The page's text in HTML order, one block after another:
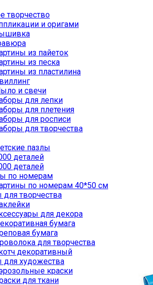
творчество
и оригами
из пайеток
из песка
из пластилина
и свечи
для лепки
для плетения
для росписи
для творчества
пазлы
деталей
деталей
по номерам
по номерам 40*50 см
для творчества
для декора
бумага
бумага
для творчества
декоративный
для художества
краски
для ткани